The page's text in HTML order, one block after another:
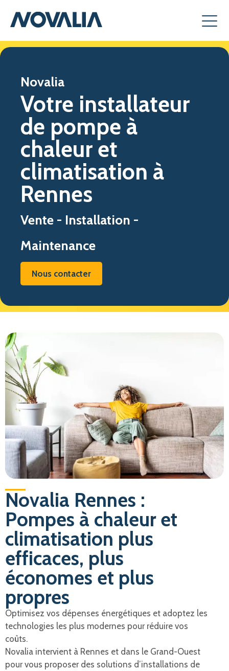
Novalia
Votre installateur
de pompe à
chaleur et
climatisation à
Rennes
Vente - Installation -
Maintenance
Nous contacter
Novalia Rennes :
Pompes à chaleur et
climatisation plus
efficaces, plus
économes et plus
propres
Optimisez vos dépenses énergétiques et adoptez les
technologies les plus modernes pour réduire vos
coûts.
Novalia intervient à Rennes et dans le Grand-Ouest
pour vous proposer des solutions d’installations de